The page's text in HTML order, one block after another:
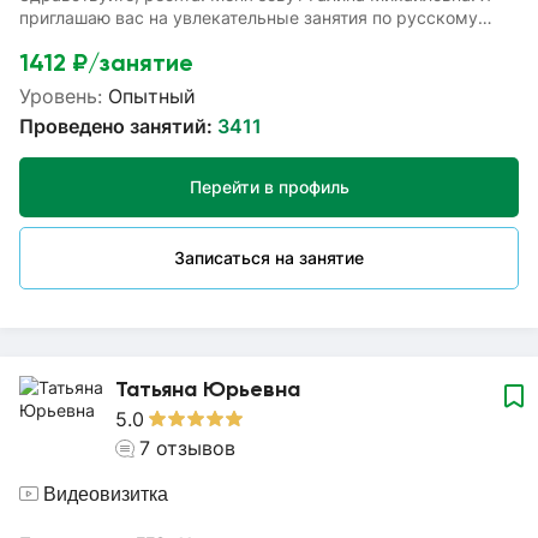
1412 ₽/занятие
Уровень: Опытный
Проведено занятий: 3411
Перейти в профиль
Записаться на занятие
приглашаю вас на увлекательные занятия по русскому
ВПР; - устранить пробелы в изученных темах; - повысить
успеваемость по русскому языку. На наших занятиях вы
сможете усвоить фонетический, морфемный,
словообразовательный, морфологический и
синтаксические анализы; правила орфографии и орфоэпии,
особенности всех частей речи, пунктуации и синтаксиса.
Татьяна Юрьевна
5.0
7 отзывов
Видеовизитка